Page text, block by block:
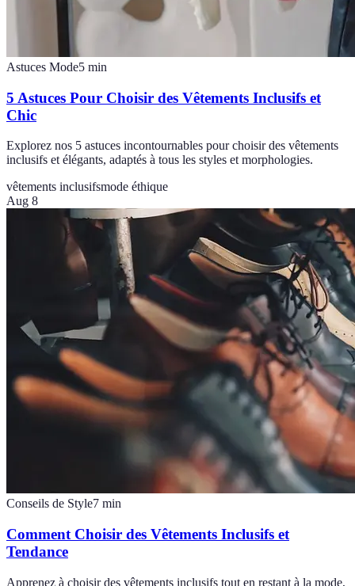
Astuces Mode5 min
5 Astuces Pour Choisir des Vêtements Inclusifs et
Chic
Explorez nos 5 astuces incontournables pour choisir des vêtements
inclusifs et élégants, adaptés à tous les styles et morphologies.
vêtements inclusifsmode éthique
Aug 8
Conseils de Style7 min
Comment Choisir des Vêtements Inclusifs et
Tendance
Apprenez à choisir des vêtements inclusifs tout en restant à la mode,